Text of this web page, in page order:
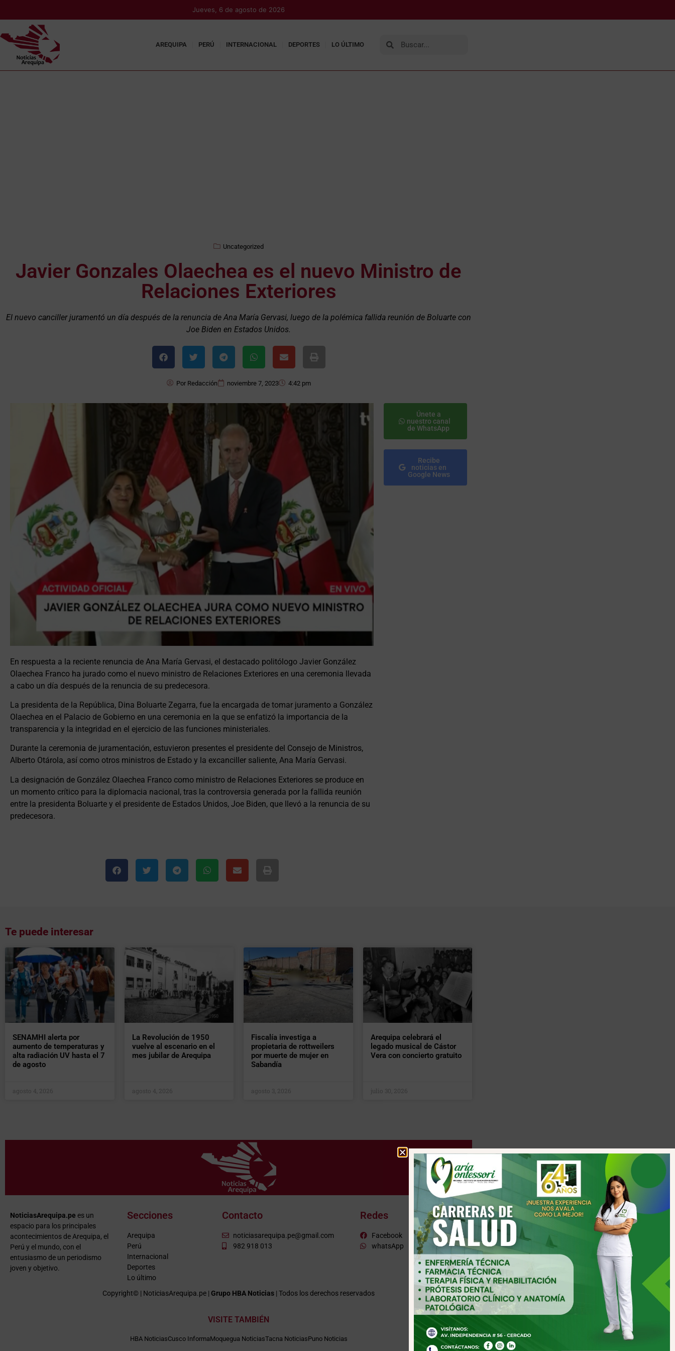
Jueves, 6 de agosto de 2026
AREQUIPA PERÚ INTERNACIONAL DEPORTES LO ÚLTIMO
Uncategorized
Javier Gonzales Olaechea es el nuevo Ministro de
Relaciones Exteriores
El nuevo canciller juramentó un día después de la renuncia de Ana María Gervasi, luego de la polémica fallida reunión de Boluarte con
Joe Biden en Estados Unidos.
PorRedacción noviembre 7, 2023 4:42 pm
En respuesta a la reciente renuncia de Ana María Gervasi, el destacado politólogo Javier González
Olaechea Franco ha jurado como el nuevo ministro de Relaciones Exteriores en una ceremonia llevada
a cabo un día después de la renuncia de su predecesora.
La presidenta de la República, Dina Boluarte Zegarra, fue la encargada de tomar juramento a González
Olaechea en el Palacio de Gobierno en una ceremonia en la que se enfatizó la importancia de la
transparencia y la integridad en el ejercicio de las funciones ministeriales.
Durante la ceremonia de juramentación, estuvieron presentes el presidente del Consejo de Ministros,
Alberto Otárola, así como otros ministros de Estado y la excanciller saliente, Ana María Gervasi.
La designación de González Olaechea Franco como ministro de Relaciones Exteriores se produce en
un momento crítico para la diplomacia nacional, tras la controversia generada por la fallida reunión
entre la presidenta Boluarte y el presidente de Estados Unidos, Joe Biden, que llevó a la renuncia de su
predecesora.
Únete a
nuestro canal
de WhatsApp
Recibe
noticias en
Google News
Te puede interesar
SENAMHI alerta por
aumento de temperaturas y
alta radiación UV hasta el 7
de agosto
agosto 4, 2026
La Revolución de 1950
vuelve al escenario en el
mes jubilar de Arequipa
agosto 4, 2026
Fiscalía investiga a
propietaria de rottweilers
por muerte de mujer en
Sabandía
agosto 3, 2026
Arequipa celebrará el
legado musical de Cástor
Vera con concierto gratuito
julio 30, 2026
NoticiasArequipa.pe es un
espacio para los principales
acontecimientos de Arequipa, el
Perú y el mundo, con el
entusiasmo de un periodismo
joven y objetivo.
Secciones
Arequipa
Perú
Internacional
Deportes
Lo último
Contacto
noticiasarequipa.pe@gmail.com
982 918 013
Redes
Facebook
whatsApp
Copyright© | NoticiasArequipa.pe | Grupo HBA Noticias | Todos los derechos reservados
VISITE TAMBIÉN
HBA NoticiasCusco InformaMoquegua NoticiasTacna NoticiasPuno Noticias